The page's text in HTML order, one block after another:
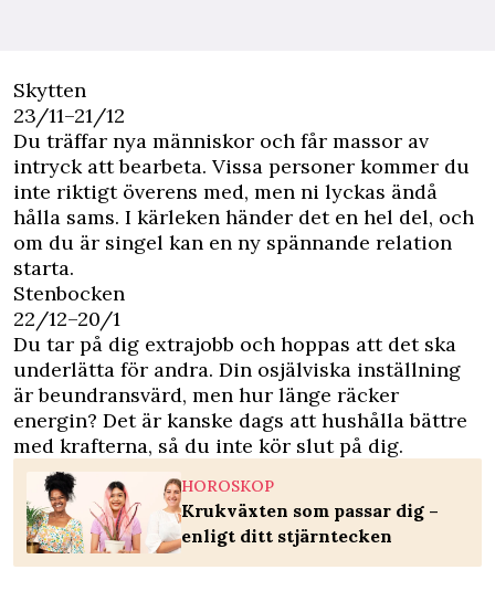
Skytten
23/11–21/12
Du träffar nya människor och får massor av
intryck att bearbeta. Vissa personer kommer du
inte riktigt överens med, men ni lyckas ändå
hålla sams. I kärleken händer det en hel del, och
om du är singel kan en ny spännande relation
starta.
Stenbocken
22/12–20/1
Du tar på dig extrajobb och hoppas att det ska
underlätta för andra. Din osjälviska inställning
är beundransvärd, men hur länge räcker
energin? Det är kanske dags att hushålla bättre
med krafterna, så du inte kör slut på dig.
HOROSKOP
Krukväxten som passar dig –
enligt ditt stjärntecken